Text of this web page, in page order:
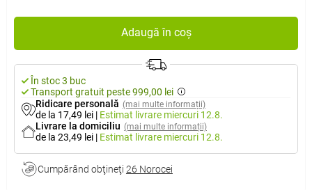
Adaugă în coș
În stoc 3 buc
Transport gratuit peste 999,00 lei
Ridicare personală (mai multe informații)
de la 17,49 lei | Estimat livrare miercuri 12.8.
Livrare la domiciliu (mai multe informații)
de la 23,49 lei | Estimat livrare miercuri 12.8.
Cumpărând obţineţi 26 Norocei